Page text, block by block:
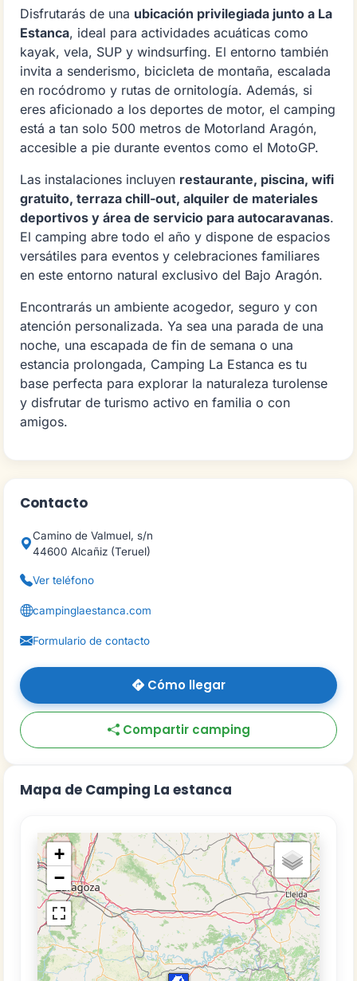
Disfrutarás de una ubicación privilegiada junto a La
Estanca, ideal para actividades acuáticas como
kayak, vela, SUP y windsurfing. El entorno también
invita a senderismo, bicicleta de montaña, escalada
en rocódromo y rutas de ornitología. Además, si
eres aficionado a los deportes de motor, el camping
está a tan solo 500 metros de Motorland Aragón,
accesible a pie durante eventos como el MotoGP.
Las instalaciones incluyen restaurante, piscina, wifi
gratuito, terraza chill-out, alquiler de materiales
deportivos y área de servicio para autocaravanas.
El camping abre todo el año y dispone de espacios
versátiles para eventos y celebraciones familiares
en este entorno natural exclusivo del Bajo Aragón.
Encontrarás un ambiente acogedor, seguro y con
atención personalizada. Ya sea una parada de una
noche, una escapada de fin de semana o una
estancia prolongada, Camping La Estanca es tu
base perfecta para explorar la naturaleza turolense
y disfrutar de turismo activo en familia o con
amigos.
Contacto
Camino de Valmuel, s/n
44600 Alcañiz (Teruel)
Ver teléfono
campinglaestanca.com
Formulario de contacto
Cómo llegar
Compartir camping
Mapa de Camping La estanca
+
−